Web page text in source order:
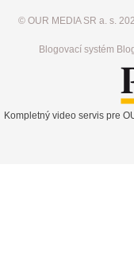
© OUR MEDIA SR a. s.
Blogovací systém
Kompletný video servis pre